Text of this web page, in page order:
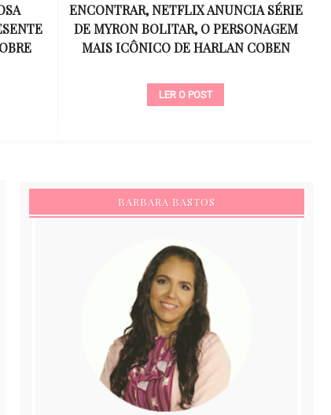
SÉRIE
INESQUECÍVEL QUE REVOLUCIONOU A
MÚSICA E SE TORNOU UM SÍMBOLO
DE UMA GERAÇÃO
LER O POST
BARBARA BASTOS